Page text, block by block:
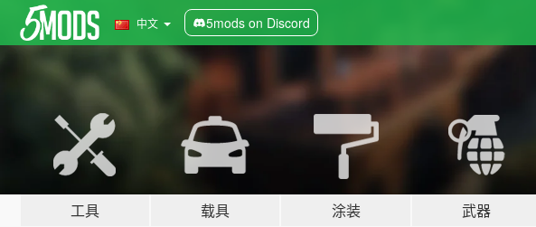
中文 5mods on Discord
工具 载具 涂装 武器